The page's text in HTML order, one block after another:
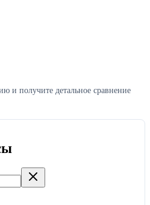
и получите детальное сравнение